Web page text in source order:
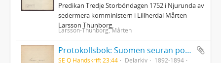
Predikan Tredje Storböndagen 1752 i Njurunda av
sedermera komministern i Lillherdal Mårten
Larsson Thunborg.
Larsson-Thunborg, Mårten
Protokollsbok: Suomen seuran pöytäkirjat 1892-1894
SE Q Handskrift 23:44 Delarkiv
1892-1894